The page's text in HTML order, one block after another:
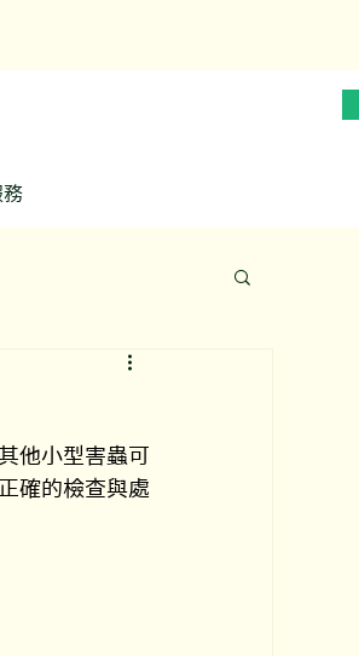
他小型害蟲可
確的檢查與處